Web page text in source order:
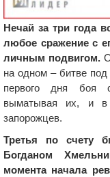
Нечай за три года
любое сражение с
личным подвигом.
на одном – битве
первого дня боя
выматывая их, и в
запорожцев.
Третья по счету
Богданом
момента начала